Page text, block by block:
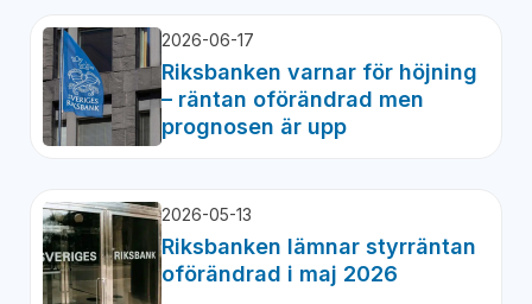
2026-06-17
Riksbanken varnar för höjning
– räntan oförändrad men
prognosen är upp
2026-05-13
Riksbanken lämnar styrräntan
oförändrad i maj 2026